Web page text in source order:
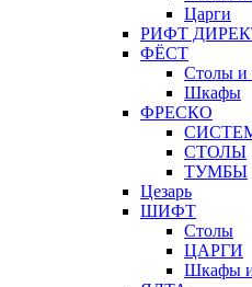
Царги
РИФТ
ФЁСТ
Столы и
Шкафы
ФРЕСКО
СТОЛЫ
ТУМБЫ
Цезарь
ШИФТ
Столы
ЦАРГИ
Шкафы